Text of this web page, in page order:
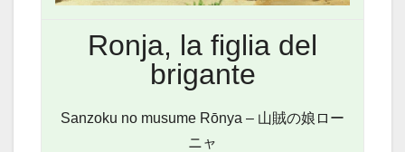
Ronja, la figlia del
brigante
Sanzoku no musume Rōnya – 山賊の娘ロー
ニャ